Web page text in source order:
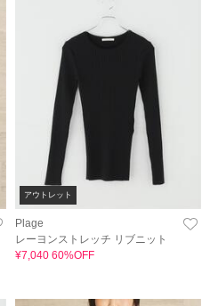
アウトレット
Plage
レーヨンストレッチ リブニット
¥7,040 60%OFF